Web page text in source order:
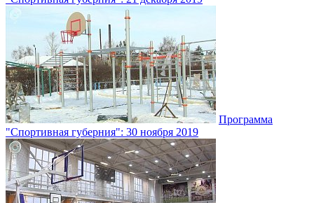
Программа
"Спортивная губерния": 30 ноября 2019